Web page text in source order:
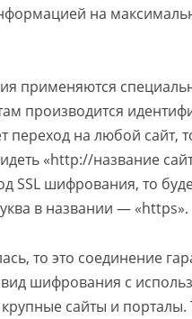
на
применяются
производится
переход на любой сайт,
«http://название
SSL шифрования, то
в названии — «https».
то это соединение
шифрования с
сайты и